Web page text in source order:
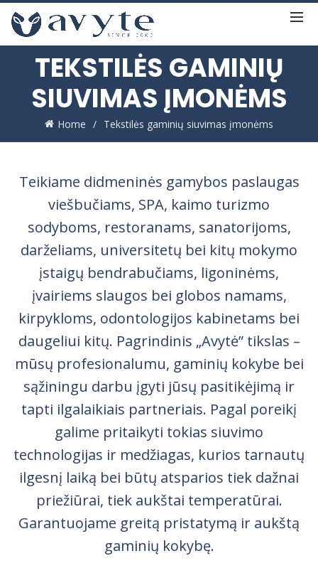
TEKSTILĖS GAMINIŲ
SIUVIMAS ĮMONĖMS
Home Tekstilės gaminių siuvimas įmonėms
Teikiame didmeninės gamybos paslaugas
viešbučiams, SPA, kaimo turizmo
sodyboms, restoranams, sanatorijoms,
darželiams, universitetų bei kitų mokymo
įstaigų bendrabučiams, ligoninėms,
įvairiems slaugos bei globos namams,
kirpykloms, odontologijos kabinetams bei
daugeliui kitų. Pagrindinis „Avytė” tikslas –
mūsų profesionalumu, gaminių kokybe bei
sąžiningu darbu įgyti jūsų pasitikėjimą ir
tapti ilgalaikiais partneriais. Pagal poreikį
galime pritaikyti tokias siuvimo
technologijas ir medžiagas, kurios tarnautų
ilgesnį laiką bei būtų atsparios tiek dažnai
priežiūrai, tiek aukštai temperatūrai.
Garantuojame greitą pristatymą ir aukštą
gaminių kokybę.